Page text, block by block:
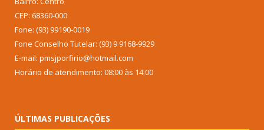
CEP: 68360-000
Fone: (93) 99190-0019
Fone Conselho Tutelar: (93) 9 9168-9929
E-mail: pmsjporfirio@hotmail.com
Horário de atendimento: 08:00 às 14:00
ÚLTIMAS PUBLICAÇÕES